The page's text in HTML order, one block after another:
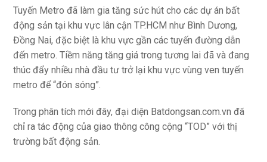
Tuyến Metro đã làm gia tăng sức hút cho các dự án bất
động sản tại khu vực lân cận TP.HCM như Bình Dương,
Đồng Nai, đặc biệt là khu vực gần các tuyến đường dẫn
đến metro. Tiềm năng tăng giá trong tương lai đã và đang
thúc đẩy nhiều nhà đầu tư trở lại khu vực vùng ven tuyến
metro để “đón sóng”.
Trong phân tích mới đây, đại diện Batdongsan.com.vn đã
chỉ ra tác động của giao thông công cộng “TOD” với thị
trường bất động sản.